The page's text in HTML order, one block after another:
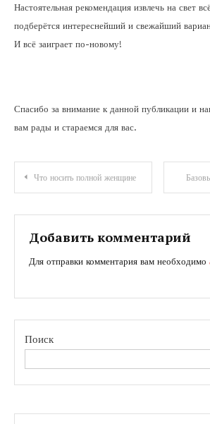
Настоятельная рекомендация извлечь на свет
подберётся интереснейший и свежайший
И всё заиграет по-новому!
Спасибо за внимание к данной публикации и
вам рады и стараемся для вас.
Навигация
по
записям
Что носить полной женщине
Добавить комментарий
Для отправки комментария вам необходимо
Поиск